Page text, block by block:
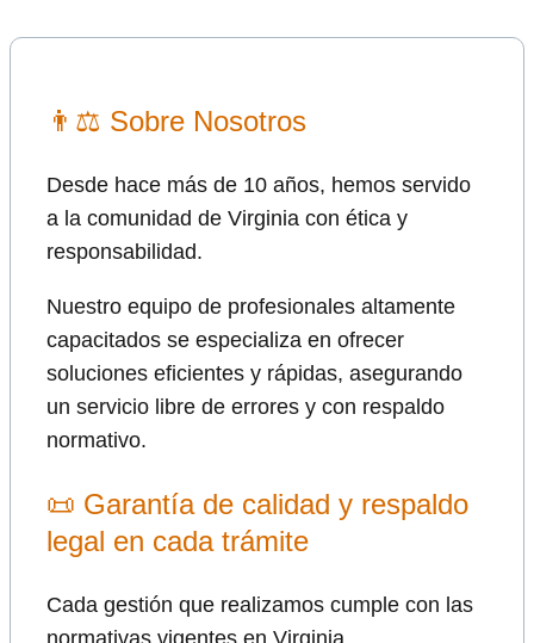
👨⚖ Sobre Nosotros
Desde hace más de 10 años, hemos servido
a la comunidad de Virginia con ética y
responsabilidad.
Nuestro equipo de profesionales altamente
capacitados se especializa en ofrecer
soluciones eficientes y rápidas, asegurando
un servicio libre de errores y con respaldo
normativo.
📜 Garantía de calidad y respaldo
legal en cada trámite
Cada gestión que realizamos cumple con las